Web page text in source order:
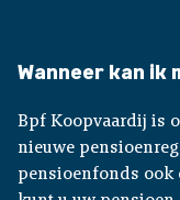
Wanneer kan ik
Bpf Koopvaardij is
nieuwe
pensioenfonds ook